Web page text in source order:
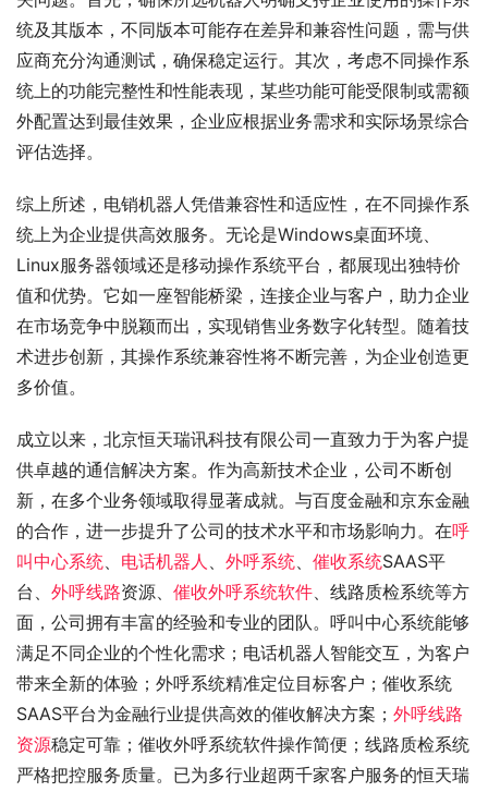
统及其版本，不同版本可能存在差异和兼容性问题，需与供
应商充分沟通测试，确保稳定运行。其次，考虑不同操作系
统上的功能完整性和性能表现，某些功能可能受限制或需额
外配置达到最佳效果，企业应根据业务需求和实际场景综合
评估选择。
综上所述，电销机器人凭借兼容性和适应性，在不同操作系
统上为企业提供高效服务。无论是Windows桌面环境、
Linux服务器领域还是移动操作系统平台，都展现出独特价
值和优势。它如一座智能桥梁，连接企业与客户，助力企业
在市场竞争中脱颖而出，实现销售业务数字化转型。随着技
术进步创新，其操作系统兼容性将不断完善，为企业创造更
多价值。
成立以来，北京恒天瑞讯科技有限公司一直致力于为客户提
供卓越的通信解决方案。作为高新技术企业，公司不断创
新，在多个业务领域取得显著成就。与百度金融和京东金融
的合作，进一步提升了公司的技术水平和市场影响力。在呼
叫中心系统
电话机器人 外呼系统 催收系统SAAS平
台、 外呼线路资源、 催收外呼系统软件 、线路质检系统等方
面，公司拥有丰富的经验和专业的团队。呼叫中心系统能够
满足不同企业的个性化需求；电话机器人智能交互，为客户
带来全新的体验；外呼系统精准定位目标客户；催收系统
SAAS平台为金融行业提供高效的催收解决方案； 外呼线路
资源稳定可靠；催收外呼系统软件操作简便；线路质检系统
严格把控服务质量。已为多行业超两千家客户服务的恒天瑞